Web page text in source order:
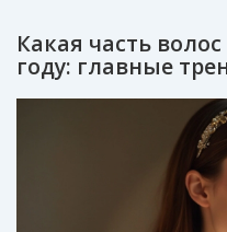
Какая часть
году: главные